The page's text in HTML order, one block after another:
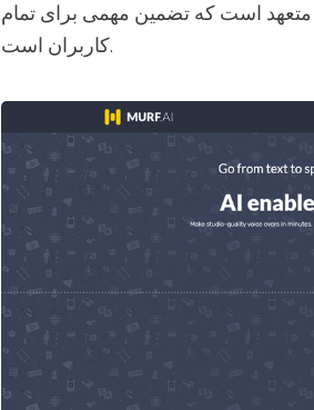
متعهد است که تضمین مهمی برای تمام
کاربران است.